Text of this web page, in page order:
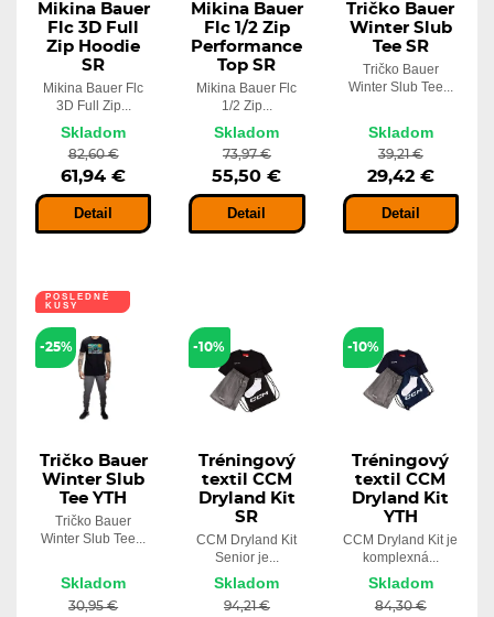
Mikina Bauer
Flc 3D Full
Zip Hoodie
SR
Mikina Bauer Flc
3D Full Zip...
Skladom
82,60 €
61,94 €
Detail
Mikina Bauer
Flc 1/2 Zip
Performance
Top SR
Mikina Bauer Flc
1/2 Zip...
Skladom
73,97 €
55,50 €
Detail
Tričko Bauer
Winter Slub
Tee SR
Tričko Bauer
Winter Slub Tee...
Skladom
39,21 €
29,42 €
Detail
POSLEDNÉ
KUSY
-25%
Tričko Bauer
Winter Slub
Tee YTH
Tričko Bauer
Winter Slub Tee...
Skladom
30,95 €
-10%
Tréningový
textil CCM
Dryland Kit
SR
CCM Dryland Kit
Senior je...
Skladom
94,21 €
-10%
Tréningový
textil CCM
Dryland Kit
YTH
CCM Dryland Kit je
komplexná...
Skladom
84,30 €